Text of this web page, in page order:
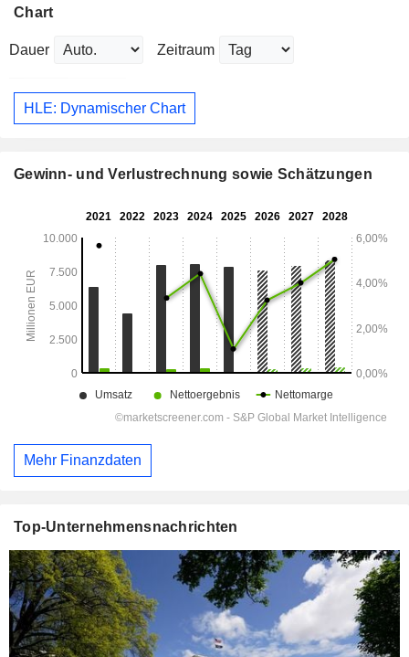
Chart
Dauer Zeitraum
HLE: Dynamischer Chart
Gewinn- und Verlustrechnung sowie Schätzungen
Mehr Finanzdaten
Top-Unternehmensnachrichten